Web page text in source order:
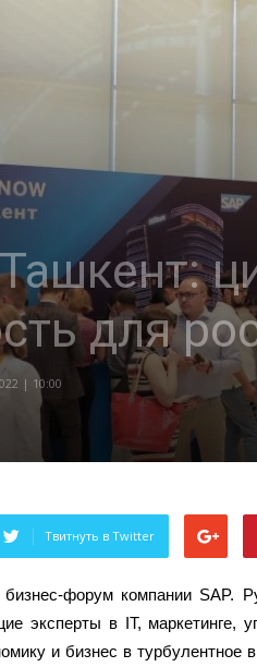
для
| 10:00
Твитнуть в Twitter
форум компании SAP.
эксперты в IT, маркетинге,
и бизнес в